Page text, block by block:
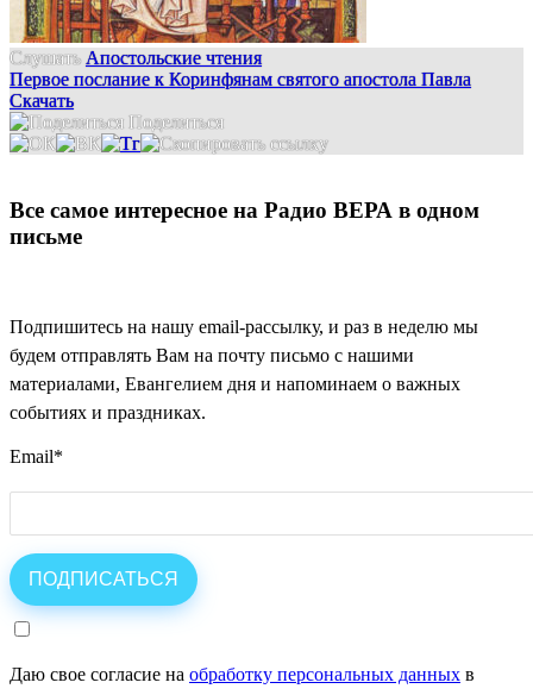
Слушать Апостольские чтения
Первое послание к Коринфянам святого апостола Павла
Скачать
Поделиться
Все самое интересное на Радио ВЕРА в одном
письме
Подпишитесь на нашу email-рассылку, и раз в неделю мы
будем отправлять Вам на почту письмо с нашими
материалами, Евангелием дня и напоминаем о важных
событиях и праздниках.
Email*
Даю свое согласие на обработку персональных данных в